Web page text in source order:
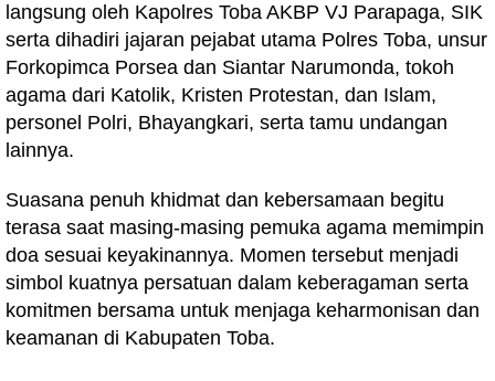
langsung oleh Kapolres Toba AKBP VJ Parapaga, SIK
serta dihadiri jajaran pejabat utama Polres Toba, unsur
Forkopimca Porsea dan Siantar Narumonda, tokoh
agama dari Katolik, Kristen Protestan, dan Islam,
personel Polri, Bhayangkari, serta tamu undangan
lainnya.
Suasana penuh khidmat dan kebersamaan begitu
terasa saat masing-masing pemuka agama memimpin
doa sesuai keyakinannya. Momen tersebut menjadi
simbol kuatnya persatuan dalam keberagaman serta
komitmen bersama untuk menjaga keharmonisan dan
keamanan di Kabupaten Toba.